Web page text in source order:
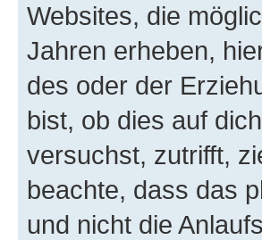
Websites, die
Jahren erheben,
des oder der
bist, ob dies auf
versuchst, zutrifft,
beachte, dass das
und nicht die